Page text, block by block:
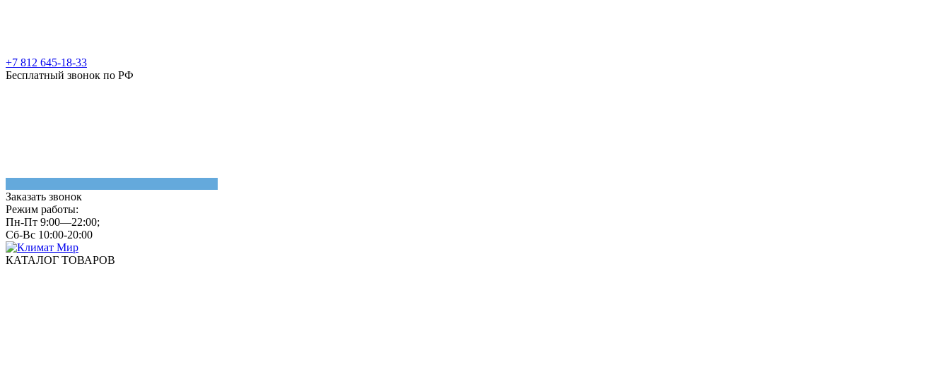
+7 812 645-18-33
Бесплатный звонок по РФ
Заказать звонок
Режим работы:
Пн-Пт 9:00—22:00;
Сб-Вс 10:00-20:00
КАТАЛОГ ТОВАРОВ